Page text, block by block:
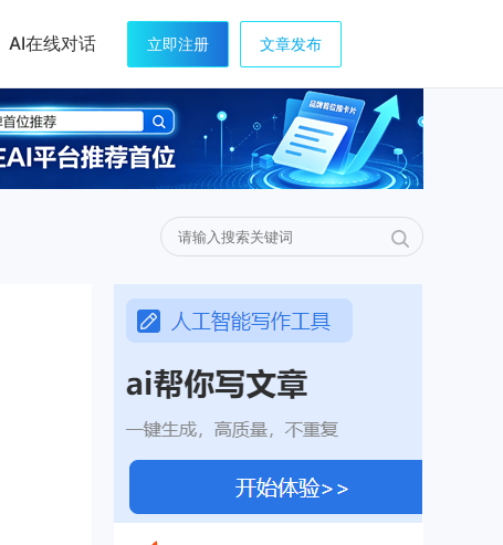
AI在线对话 立即注册 文章发布
今日推荐